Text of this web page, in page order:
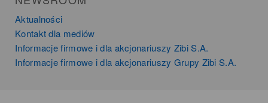
Aktualności
Kontakt dla mediów
Informacje firmowe i dla akcjonariuszy Zibi S.A.
Informacje firmowe i dla akcjonariuszy Grupy Zibi S.A.